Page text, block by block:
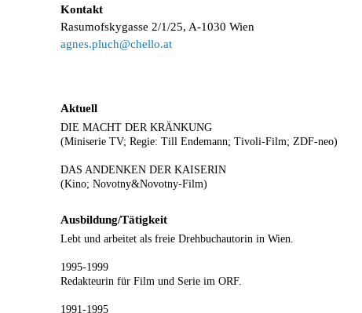
Kontakt
Rasumofskygasse 2/1/25, A-1030 Wien
agnes.pluch@chello.at
Aktuell
DIE MACHT DER KRÄNKUNG
(Miniserie TV; Regie: Till Endemann; Tivoli-Film; ZDF-neo)
DAS ANDENKEN DER KAISERIN
(Kino; Novotny&Novotny-Film)
Ausbildung/Tätigkeit
Lebt und arbeitet als freie Drehbuchautorin in Wien.
1995-1999
Redakteurin für Film und Serie im ORF.
1991-1995